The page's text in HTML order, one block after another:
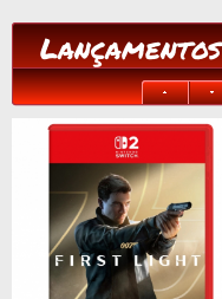
Lançamentos